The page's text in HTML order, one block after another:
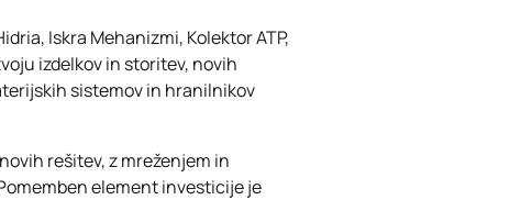
Iskra Mehanizmi, Kolektor ATP,
izdelkov in storitev, novih
sistemov in hranilnikov
rešitev, z mreženjem in
element investicije je